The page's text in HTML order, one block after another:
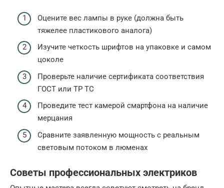
Оцените вес лампы в руке (должна быть
тяжелее пластикового аналога)
Изучите четкость шрифтов на упаковке и самом
цоколе
Проверьте наличие сертификата соответствия
ГОСТ или ТР ТС
Проведите тест камерой смартфона на наличие
мерцания
Сравните заявленную мощность с реальным
световым потоком в люменах
Советы профессиональных электриков